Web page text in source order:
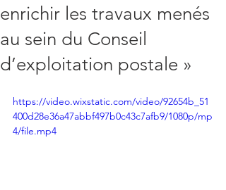
enrichir les travaux menés
au sein du Conseil
d’exploitation postale »
https://video.wixstatic.com/video/92654b_51
400d28e36a47abbf497b0c43c7afb9/1080p/mp
4/file.mp4